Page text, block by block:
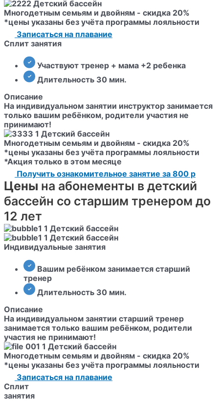
Многодетным семьям и двойням - скидка 20%
*цены указаны без учёта программы лояльности
Записаться на плавание
Сплит занятия
Участвуют тренер + мама +2 ребенка
Длительность 30 мин.
Описание
На индивидуальном занятии инструктор занимается
только вашим ребёнком, родители участия не
принимают!
Многодетным семьям и двойням - скидка 20%
*цены указаны без учёта программы лояльности
*Акция только в этом месяце
Получить ознакомительное занятие за 800 р
Цены на абонементы в детский
бассейн со старшим тренером до
12 лет
Индивидуальные занятия
Вашим ребёнком занимается старший
тренер
Длительность 30 мин.
Описание
На индивидуальном занятии старший тренер
занимается только вашим ребёнком, родители
участия не принимают!
Многодетным семьям и двойням - скидка 20%
*цены указаны без учёта программы лояльности
Записаться на плавание
Сплит
занятия